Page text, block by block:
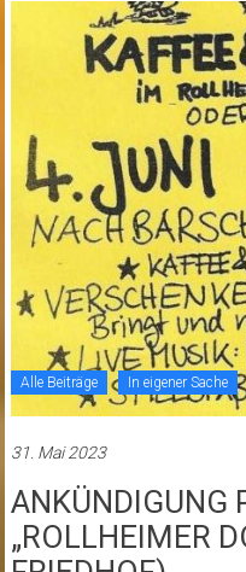
Alle Beiträge In eigener Sache
31. Mai 2023
ANKÜNDIGUNG
„ROLLHEIMER